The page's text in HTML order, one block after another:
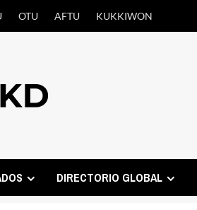
OTU AFTU KUKKIWON
DIRECTORIO GLOBAL